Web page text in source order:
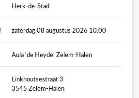
Herk-de-Stad
zaterdag 08 augustus 2026 10:00
Aula 'de Heyde' Zelem-Halen
Linkhoutsestraat 3
3545 Zelem-Halen